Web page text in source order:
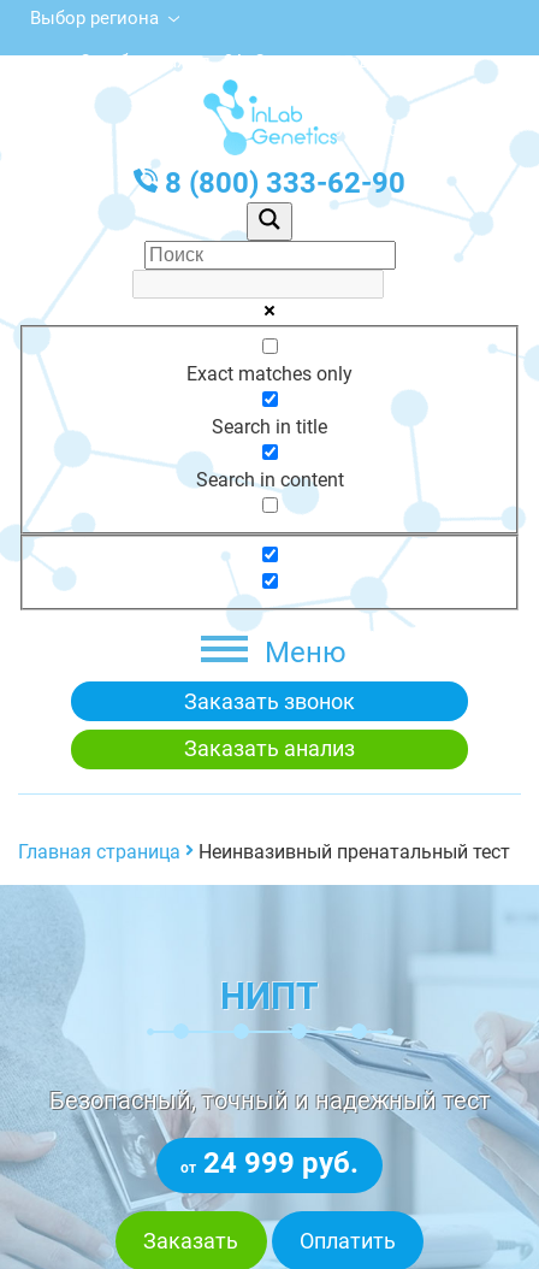
Выбор региона
Октябрьская ул., 9А, Сольвычегодск
с 10:00 до 20:00
График работы: Пн-Пт с 10:00 до 20:00
8 (800) 333-62-90
Exact matches only
Search in title
Search in content
Меню
Заказать звонок
Заказать анализ
Главная страница Неинвазивный пренатальный тест
НИПТ
Безопасный, точный и надежный тест
от 24 999 руб.
Заказать Оплатить